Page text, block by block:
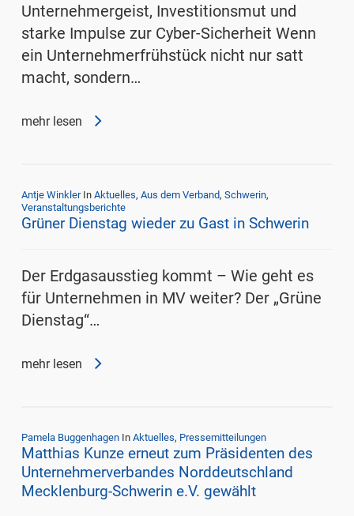
Unternehmergeist, Investitionsmut und
starke Impulse zur Cyber-Sicherheit Wenn
ein Unternehmerfrühstück nicht nur satt
macht, sondern…
mehr lesen
Antje Winkler In Aktuelles, Aus dem Verband, Schwerin,
Veranstaltungsberichte
Grüner Dienstag wieder zu Gast in Schwerin
Der Erdgasausstieg kommt – Wie geht es
für Unternehmen in MV weiter? Der „Grüne
Dienstag“…
mehr lesen
Pamela Buggenhagen In Aktuelles, Pressemitteilungen
Matthias Kunze erneut zum Präsidenten des
Unternehmerverbandes Norddeutschland
Mecklenburg-Schwerin e.V. gewählt